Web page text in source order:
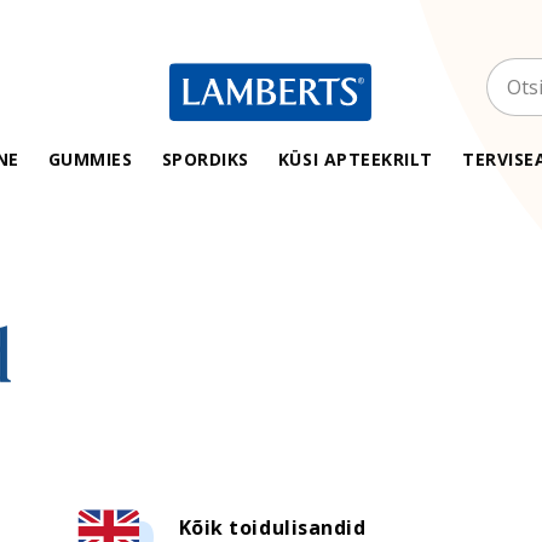
Otsing
Süda ja veresoonkond
GUMMIES SPORDIKS KÜSI APTEEKRILT
Kõik toidulisandid